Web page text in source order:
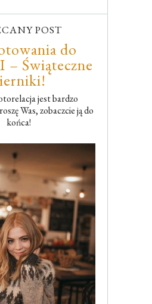
POST
do
– Świąteczne
jest bardzo
Was, zobaczcie ją do
końca!